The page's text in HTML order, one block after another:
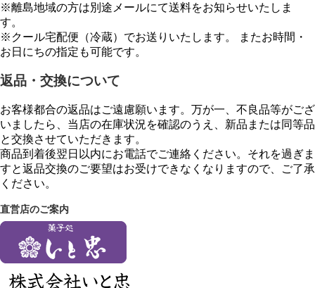
※離島地域の方は別途メールにて送料をお知らせいたしま
す。
※クール宅配便（冷蔵）でお送りいたします。 またお時間・
お日にちの指定も可能です。
返品・交換について
お客様都合の返品はご遠慮願います。万が一、不良品等がござ
いましたら、当店の在庫状況を確認のうえ、新品または同等品
と交換させていただきます。
商品到着後翌日以内にお電話でご連絡ください。それを過ぎま
すと返品交換のご要望はお受けできなくなりますので、ご了承
ください。
直営店のご案内